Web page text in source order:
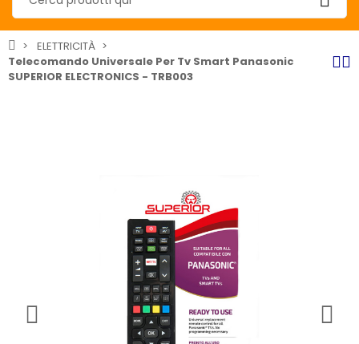
ELETTRICITÀ
Telecomando Universale Per Tv Smart Panasonic
SUPERIOR ELECTRONICS - TRB003